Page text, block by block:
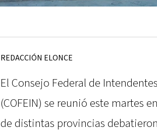
REDACCIÓN ELONCE
El Consejo Federal de
(COFEIN) se reunió este martes
de distintas provincias